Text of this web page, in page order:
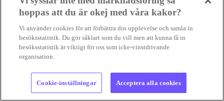
Goldmann listar klimatfördröjarnas
”Sommartrippel”
dödliga skogsbränder och extremhetta. Men även för all
faktaförvrängning, skriver SMB:s krönikör...
hoppas att du är okej med våra kakor?
Vi använder cookies för att förbättra din upplevelse och samla in
besöksstatistik. Du gör såklart som du vill men att kunna få in
besöksstatistik är viktigt för oss som icke-vinstdrivande
organisation.
Cookie-inställningar Acceptera alla cookies